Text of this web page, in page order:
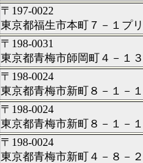
〒197-0022
東京都福生市本町７－１プ
〒198-0031
東京都青梅市師岡町４－１３
〒198-0024
東京都青梅市新町８－１－１
〒198-0024
東京都青梅市新町８－１－１
〒198-0024
東京都青梅市新町４－８－２